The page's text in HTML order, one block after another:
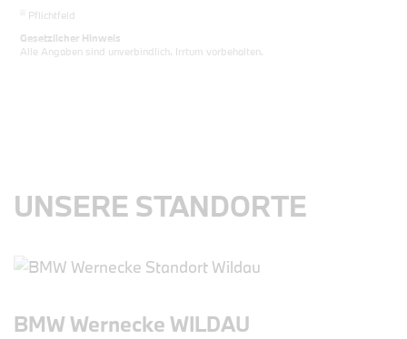
Pflichtfeld
Gesetzlicher Hinweis
Alle Angaben sind unverbindlich. Irrtum vorbehalten.
UNSERE STANDORTE
BMW Wernecke WILDAU